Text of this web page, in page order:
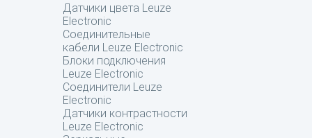
Датчики цвета Leuze
Electronic
Соединительные
кабели Leuze Electronic
Блоки подключения
Leuze Electronic
Соединители Leuze
Electronic
Датчики контрастности
Leuze Electronic